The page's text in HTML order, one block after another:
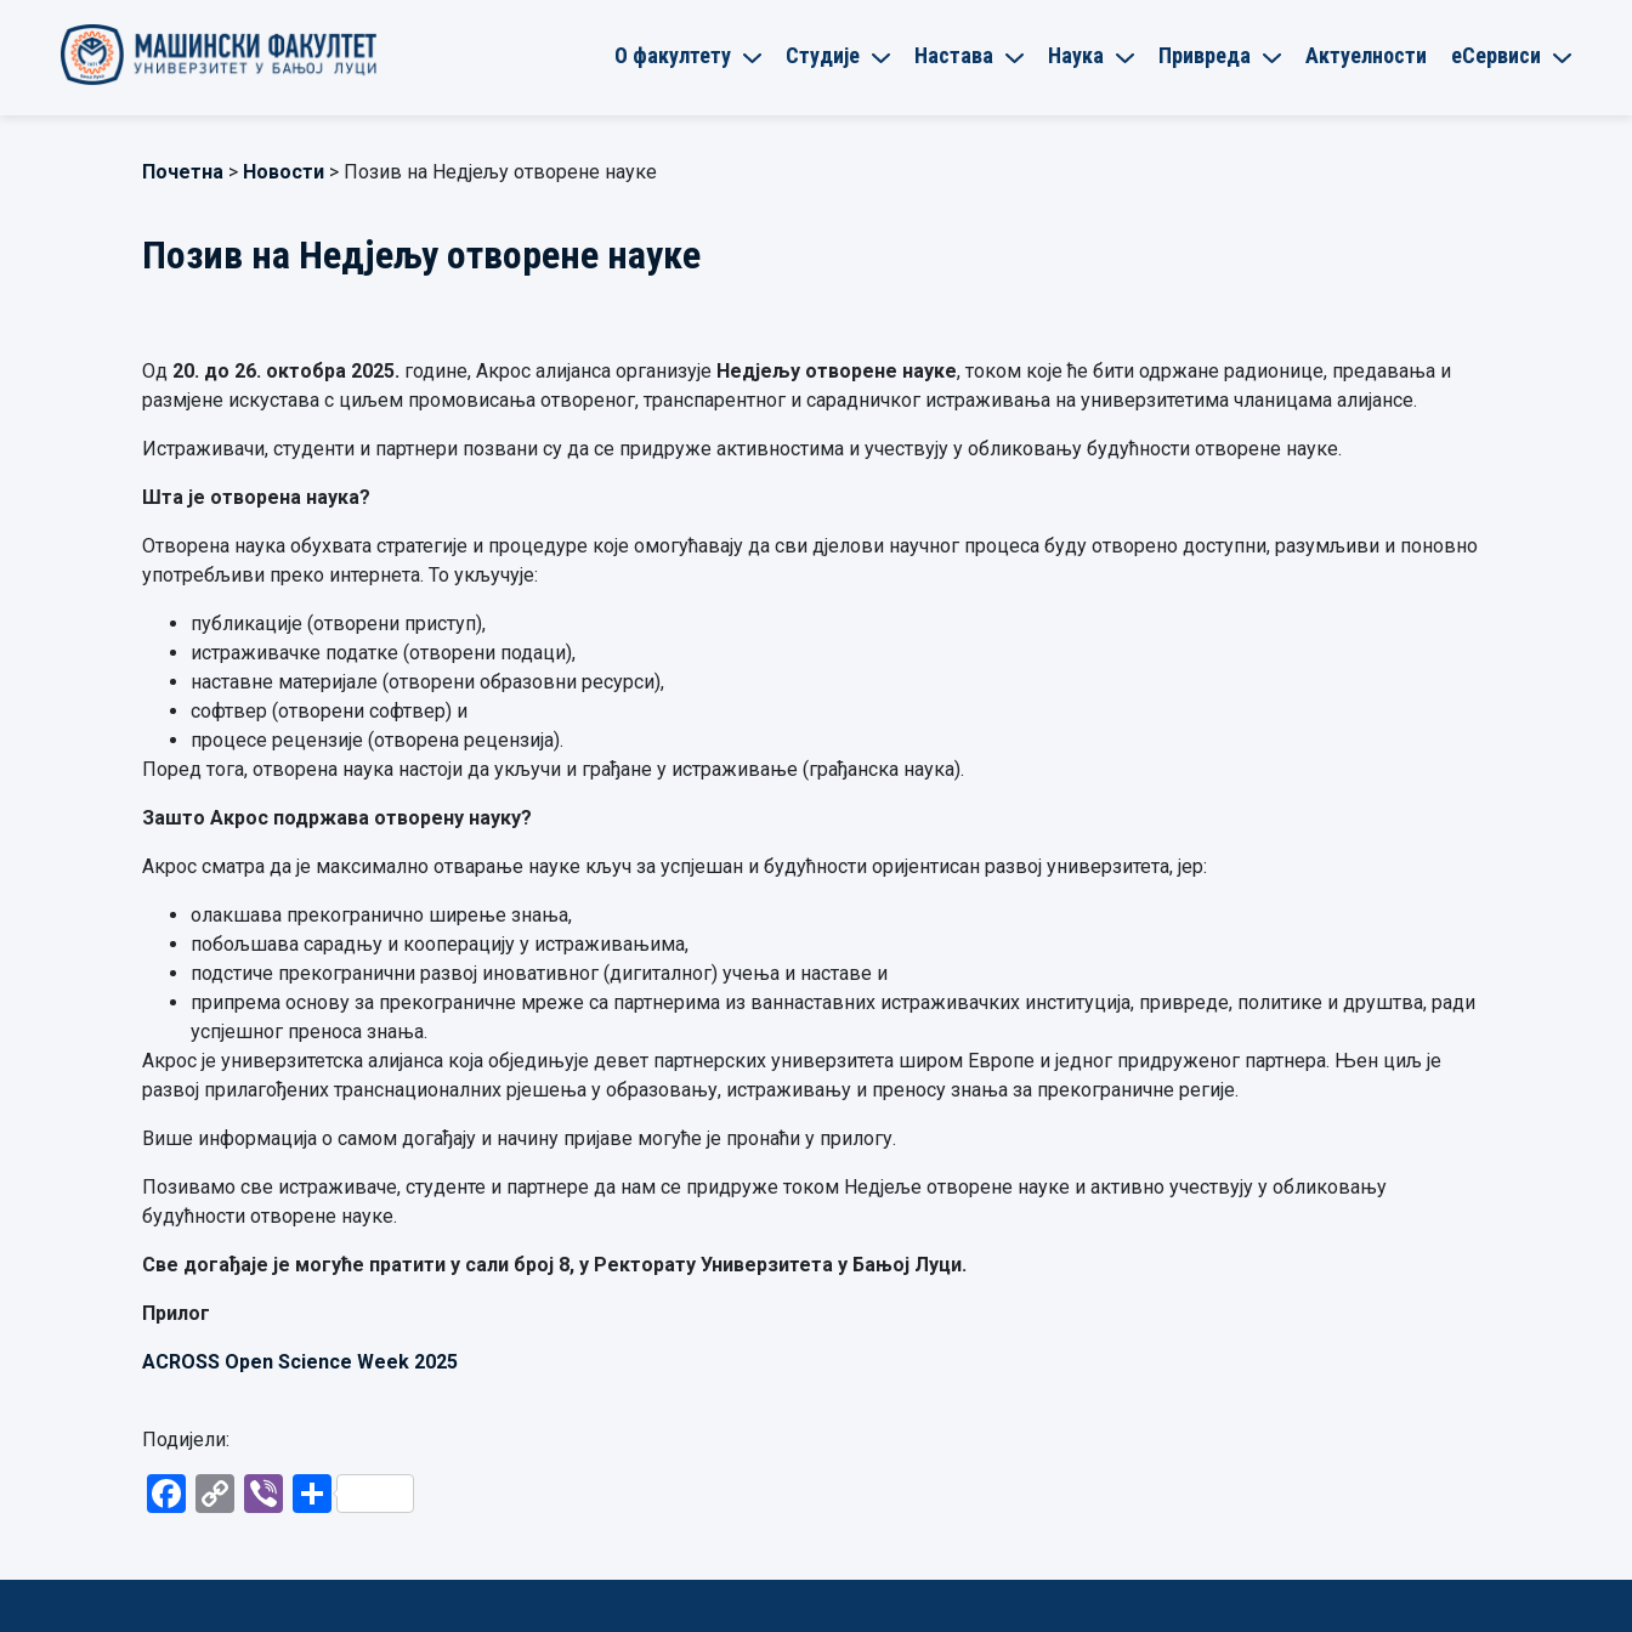
О факултету Студије Настава Наука Привреда Актуелности еСервиси
Почетна > Новости > Позив на Недјељу отворене науке
Позив на Недјељу отворене науке
Од 20. до 26. октобра 2025. године, Акрос алијанса организује Недјељу отворене науке, током које ће бити одржане радионице, предавања и
размјене искустава с циљем промовисања отвореног, транспарентног и сарадничког истраживања на универзитетима чланицама алијансе.
Истраживачи, студенти и партнери позвани су да се придруже активностима и учествују у обликовању будућности отворене науке.
Шта је отворена наука?
Отворена наука обухвата стратегије и процедуре које омогућавају да сви дјелови научног процеса буду отворено доступни, разумљиви и поновно
употребљиви преко интернета. То укључује:
публикације (отворени приступ),
истраживачке податке (отворени подаци),
наставне материјале (отворени образовни ресурси),
софтвер (отворени софтвер) и
процесе рецензије (отворена рецензија).
Поред тога, отворена наука настоји да укључи и грађане у истраживање (грађанска наука).
Зашто Акрос подржава отворену науку?
Акрос сматра да је максимално отварање науке кључ за успјешан и будућности оријентисан развој универзитета, јер:
олакшава прекогранично ширење знања,
побољшава сарадњу и кооперацију у истраживањима,
подстиче прекогранични развој иновативног (дигиталног) учења и наставе и
припрема основу за прекограничне мреже са партнерима из ваннаставних истраживачких институција, привреде, политике и друштва, ради
успјешног преноса знања.
Акрос је универзитетска алијанса која обједињује девет партнерских универзитета широм Европе и једног придруженог партнера. Њен циљ је
развој прилагођених транснационалних рјешења у образовању, истраживању и преносу знања за прекограничне регије.
Више информација о самом догађају и начину пријаве могуће је пронаћи у прилогу.
Позивамо све истраживаче, студенте и партнере да нам се придруже током Недјеље отворене науке и активно учествују у обликовању
будућности отворене науке.
Све догађаје је могуће пратити у сали број 8, у Ректорату Универзитета у Бањој Луци.
Прилог
ACROSS Open Science Week 2025
Подијели:
Facebook
CopyViberShare